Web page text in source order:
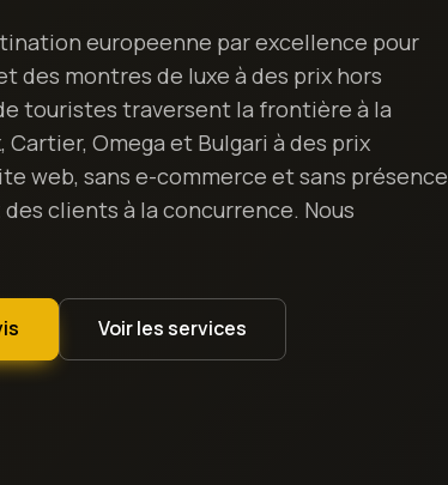
europeenne par excellence pour
des montres de luxe à des prix hors
touristes traversent la frontière à la
Cartier, Omega et Bulgari à des prix
web, sans e-commerce et sans présence
clients à la concurrence. Nous
Voir les services